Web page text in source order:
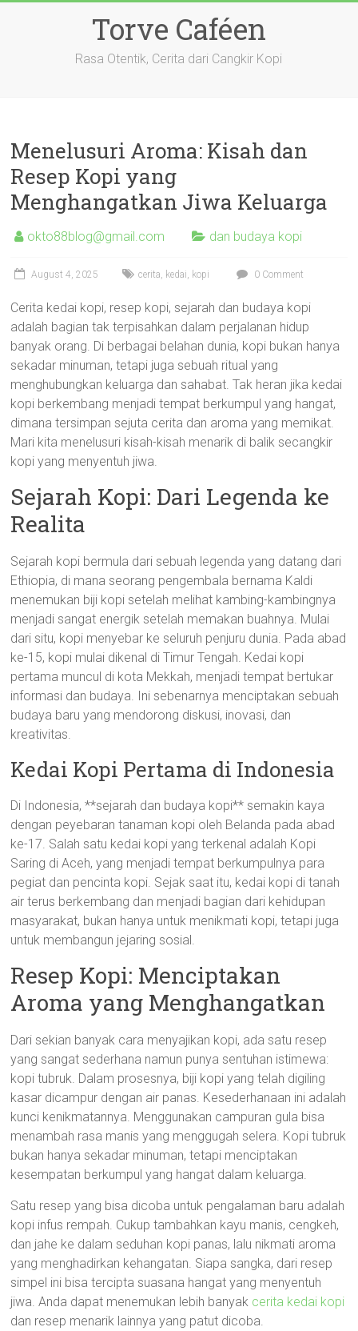
Torve Caféen
Rasa Otentik, Cerita dari Cangkir Kopi
Menelusuri Aroma: Kisah dan
Resep Kopi yang
Menghangatkan Jiwa Keluarga
okto88blog@gmail.com dan budaya kopi
August 4, 2025 cerita, kedai, kopi 0 Comment
Cerita kedai kopi, resep kopi, sejarah dan budaya kopi
adalah bagian tak terpisahkan dalam perjalanan hidup
banyak orang. Di berbagai belahan dunia, kopi bukan hanya
sekadar minuman, tetapi juga sebuah ritual yang
menghubungkan keluarga dan sahabat. Tak heran jika kedai
kopi berkembang menjadi tempat berkumpul yang hangat,
dimana tersimpan sejuta cerita dan aroma yang memikat.
Mari kita menelusuri kisah-kisah menarik di balik secangkir
kopi yang menyentuh jiwa.
Sejarah Kopi: Dari Legenda ke
Realita
Sejarah kopi bermula dari sebuah legenda yang datang dari
Ethiopia, di mana seorang pengembala bernama Kaldi
menemukan biji kopi setelah melihat kambing-kambingnya
menjadi sangat energik setelah memakan buahnya. Mulai
dari situ, kopi menyebar ke seluruh penjuru dunia. Pada abad
ke-15, kopi mulai dikenal di Timur Tengah. Kedai kopi
pertama muncul di kota Mekkah, menjadi tempat bertukar
informasi dan budaya. Ini sebenarnya menciptakan sebuah
budaya baru yang mendorong diskusi, inovasi, dan
kreativitas.
Kedai Kopi Pertama di Indonesia
Di Indonesia, **sejarah dan budaya kopi** semakin kaya
dengan peyebaran tanaman kopi oleh Belanda pada abad
ke-17. Salah satu kedai kopi yang terkenal adalah Kopi
Saring di Aceh, yang menjadi tempat berkumpulnya para
pegiat dan pencinta kopi. Sejak saat itu, kedai kopi di tanah
air terus berkembang dan menjadi bagian dari kehidupan
masyarakat, bukan hanya untuk menikmati kopi, tetapi juga
untuk membangun jejaring sosial.
Resep Kopi: Menciptakan
Aroma yang Menghangatkan
Dari sekian banyak cara menyajikan kopi, ada satu resep
yang sangat sederhana namun punya sentuhan istimewa:
kopi tubruk. Dalam prosesnya, biji kopi yang telah digiling
kasar dicampur dengan air panas. Kesederhanaan ini adalah
kunci kenikmatannya. Menggunakan campuran gula bisa
menambah rasa manis yang menggugah selera. Kopi tubruk
bukan hanya sekadar minuman, tetapi menciptakan
kesempatan berkumpul yang hangat dalam keluarga.
Satu resep yang bisa dicoba untuk pengalaman baru adalah
kopi infus rempah. Cukup tambahkan kayu manis, cengkeh,
dan jahe ke dalam seduhan kopi panas, lalu nikmati aroma
yang menghadirkan kehangatan. Siapa sangka, dari resep
simpel ini bisa tercipta suasana hangat yang menyentuh
jiwa. Anda dapat menemukan lebih banyak cerita kedai kopi
dan resep menarik lainnya yang patut dicoba.